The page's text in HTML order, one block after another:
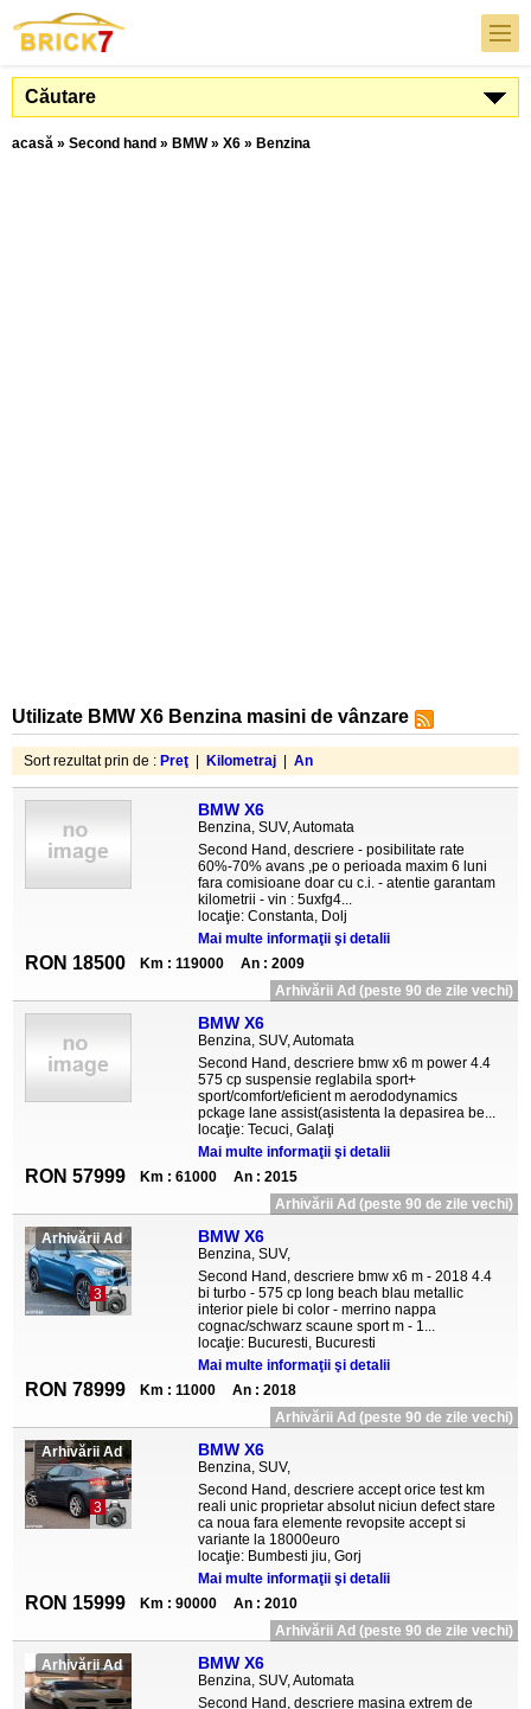
Căutare
acasă » Second hand » BMW» X6 » Benzina
Utilizate BMW X6 Benzina masini de vânzare
Sort rezultat prin de : Preţ Kilometraj An
BMW X6
Benzina, SUV, Automata
Second Hand, descriere - posibilitate rate
60%-70% avans ,pe o perioada maxim 6 luni
fara comisioane doar cu c.i. - atentie garantam
kilometrii - vin : 5uxfg4...
locaţie: Constanta, Dolj
Mai multe informaţii şi detalii
RON 18500 Km : 119000
An : 2009
Arhivării Ad (peste 90 de zile vechi)
BMW X6
Benzina, SUV, Automata
Second Hand, descriere bmw x6 m power 4.4
575 cp suspensie reglabila sport+
sport/comfort/eficient m aerododynamics
pckage lane assist(asistenta la depasirea be...
locaţie: Tecuci, Galaţi
Mai multe informaţii şi detalii
RON 57999 Km : 61000
An : 2015
Arhivării Ad (peste 90 de zile vechi)
Arhivării Ad
3
BMW X6
Benzina, SUV,
Second Hand, descriere bmw x6 m - 2018 4.4
bi turbo - 575 cp long beach blau metallic
interior piele bi color - merrino nappa
cognac/schwarz scaune sport m - 1...
locaţie: Bucuresti, Bucuresti
Mai multe informaţii şi detalii
RON 78999 Km : 11000
An : 2018
Arhivării Ad (peste 90 de zile vechi)
Arhivării Ad
3
BMW X6
Benzina, SUV,
Second Hand, descriere accept orice test km
reali unic proprietar absolut niciun defect stare
ca noua fara elemente revopsite accept si
variante la 18000euro
locaţie: Bumbesti jiu, Gorj
Mai multe informaţii şi detalii
RON 15999 Km : 90000
An : 2010
Arhivării Ad (peste 90 de zile vechi)
Arhivării Ad BMW X6
Benzina, SUV, Automata
Second Hand, descriere masina extrem de